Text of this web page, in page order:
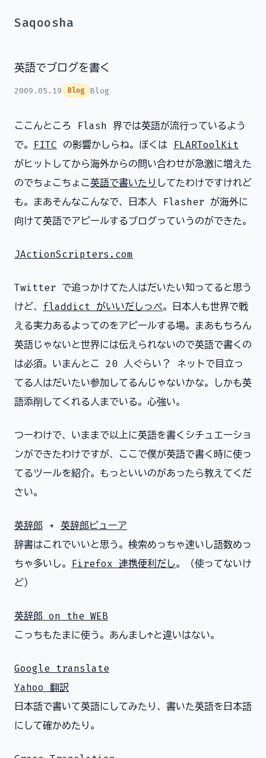
Saqoosha
英語でブログを書く
2009.05.19 Blog Blog
ここんところ Flash 界では英語が流行っているよう
で。
FITC の影響かしらね。ぼくは
FLARToolKit
がヒットしてから海外からの問い合わせが急激に増えた
のでちょこちょこ英語で書いたり してたわけですけれど
も。まあそんなこんなで、日本人 Flasher が海外に
向けて英語でアピールするブログっていうのができた。
JActionScripters.com
Twitter で追っかけてた人はだいたい知ってると思う
けど、 fladdict がいいだしっぺ。日本人も世界で戦
える実力あるよってのをアピールする場。まあもちろん
英語じゃないと世界には伝えられないので英語で書くの
は必須。いまんとこ 20 人ぐらい？ ネットで目立っ
てる人はだいたい参加してるんじゃないかな。しかも英
語添削してくれる人までいる。心強い。
つーわけで、いままで以上に英語を書くシチュエーショ
ンができたわけですが、ここで僕が英語で書く時に使っ
てるツールを紹介。もっといいのがあったら教えてくだ
さい。
英辞郎 + 英辞郎ビューア
辞書はこれでいいと思う。検索めっちゃ速いし語数めっ
ちゃ多いし。
Firefox 連携便利だし。（使ってないけ
ど）
英辞郎 on the WEB
こっちもたまに使う。あんまし↑と違いはない。
Google translate
Yahoo 翻訳
日本語で書いて英語にしてみたり、書いた英語を日本語
にして確かめたり。